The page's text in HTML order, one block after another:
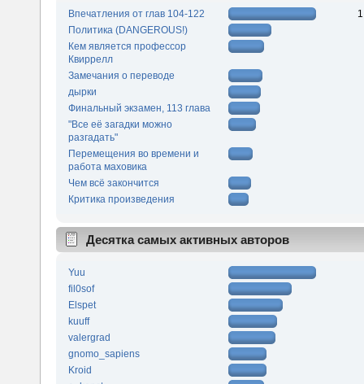
Впечатления от глав 104-122
Политика (DANGEROUS!)
Кем является профессор
Квиррелл
Замечания о переводе
дырки
Финальный экзамен, 113 глава
"Все её загадки можно
разгадать"
Перемещения во времени и
работа маховика
Чем всё закончится
Критика произведения
Десятка самых активных авторов
Yuu
fil0sof
Elspet
kuuff
valergrad
gnomo_sapiens
Kroid